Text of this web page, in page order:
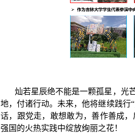
灿若星辰绝不能是一颗孤星，光
地，付诸行动。未来，他将继续践行“
话，跟党走，敢想敢为，善作善成
强国的火热实践中绽放绚丽之花！